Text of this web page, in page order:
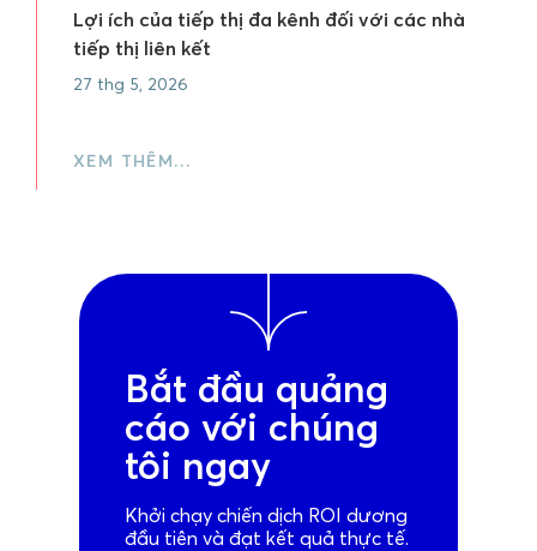
Lợi ích của tiếp thị đa kênh đối với các nhà
tiếp thị liên kết
27 thg 5, 2026
XEM THÊM…
Bắt đầu quảng
cáo với chúng
tôi ngay
Khởi chạy chiến dịch ROI dương
đầu tiên và đạt kết quả thực tế.